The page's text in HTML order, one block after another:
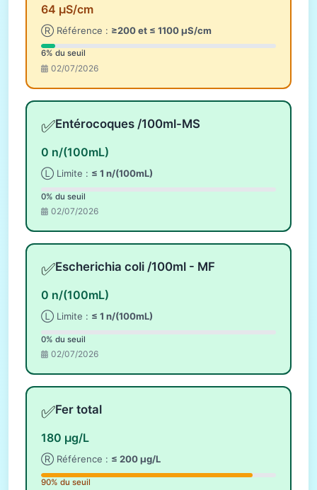
64 µS/cm
Ⓡ Référence : ≥200 et ≤ 1100 µS/cm
6% du seuil
02/07/2026
✅Entérocoques /100ml-MS
0 n/(100mL)
Ⓛ Limite : ≤ 1 n/(100mL)
0% du seuil
02/07/2026
✅Escherichia coli /100ml - MF
0 n/(100mL)
Ⓛ Limite : ≤ 1 n/(100mL)
0% du seuil
02/07/2026
✅Fer total
180 µg/L
Ⓡ Référence : ≤ 200 µg/L
90% du seuil